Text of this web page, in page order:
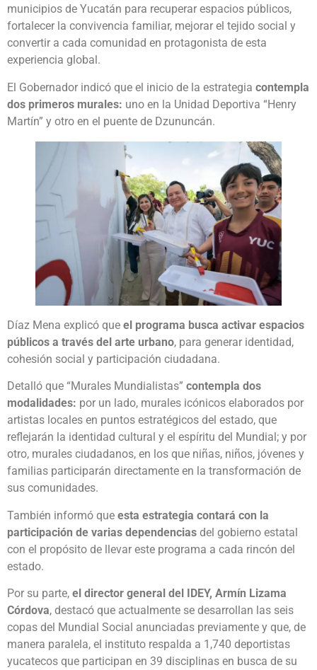
municipios de Yucatán para recuperar espacios públicos,
fortalecer la convivencia familiar, mejorar el tejido social y
convertir a cada comunidad en protagonista de esta
experiencia global.
El Gobernador indicó que el inicio de la estrategia contempla
dos primeros murales: uno en la Unidad Deportiva “Henry
Martín” y otro en el puente de Dzununcán.
Díaz Mena explicó que el programa busca activar espacios
públicos a través del arte urbano, para generar identidad,
cohesión social y participación ciudadana.
Detalló que “Murales Mundialistas” contempla dos
modalidades: por un lado, murales icónicos elaborados por
artistas locales en puntos estratégicos del estado, que
reflejarán la identidad cultural y el espíritu del Mundial; y por
otro, murales ciudadanos, en los que niñas, niños, jóvenes y
familias participarán directamente en la transformación de
sus comunidades.
También informó que esta estrategia contará con la
participación de varias dependencias del gobierno estatal
con el propósito de llevar este programa a cada rincón del
estado.
Por su parte, el director general del IDEY, Armín Lizama
Córdova, destacó que actualmente se desarrollan las seis
copas del Mundial Social anunciadas previamente y que, de
manera paralela, el instituto respalda a 1,740 deportistas
yucatecos que participan en 39 disciplinas en busca de su